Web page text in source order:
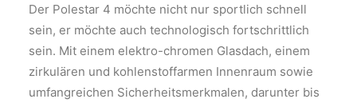
Der Polestar 4 möchte nicht nur sportlich schnell
sein, er möchte auch technologisch fortschrittlich
sein. Mit einem elektro-chromen Glasdach, einem
zirkulären und kohlenstoffarmen Innenraum sowie
umfangreichen Sicherheitsmerkmalen, darunter bis